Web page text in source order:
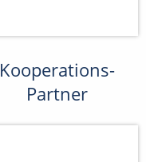
Kooperations-
Partner